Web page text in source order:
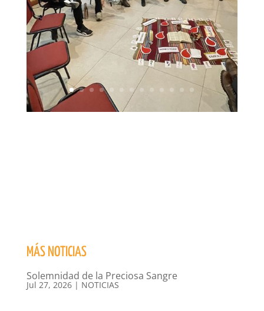
MÁS NOTICIAS
Solemnidad de la Preciosa Sangre
Jul 27, 2026| NOTICIAS